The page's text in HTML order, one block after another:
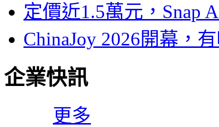
定價近1.5萬元，Snap
ChinaJoy 2026開幕，
企業快訊
更多